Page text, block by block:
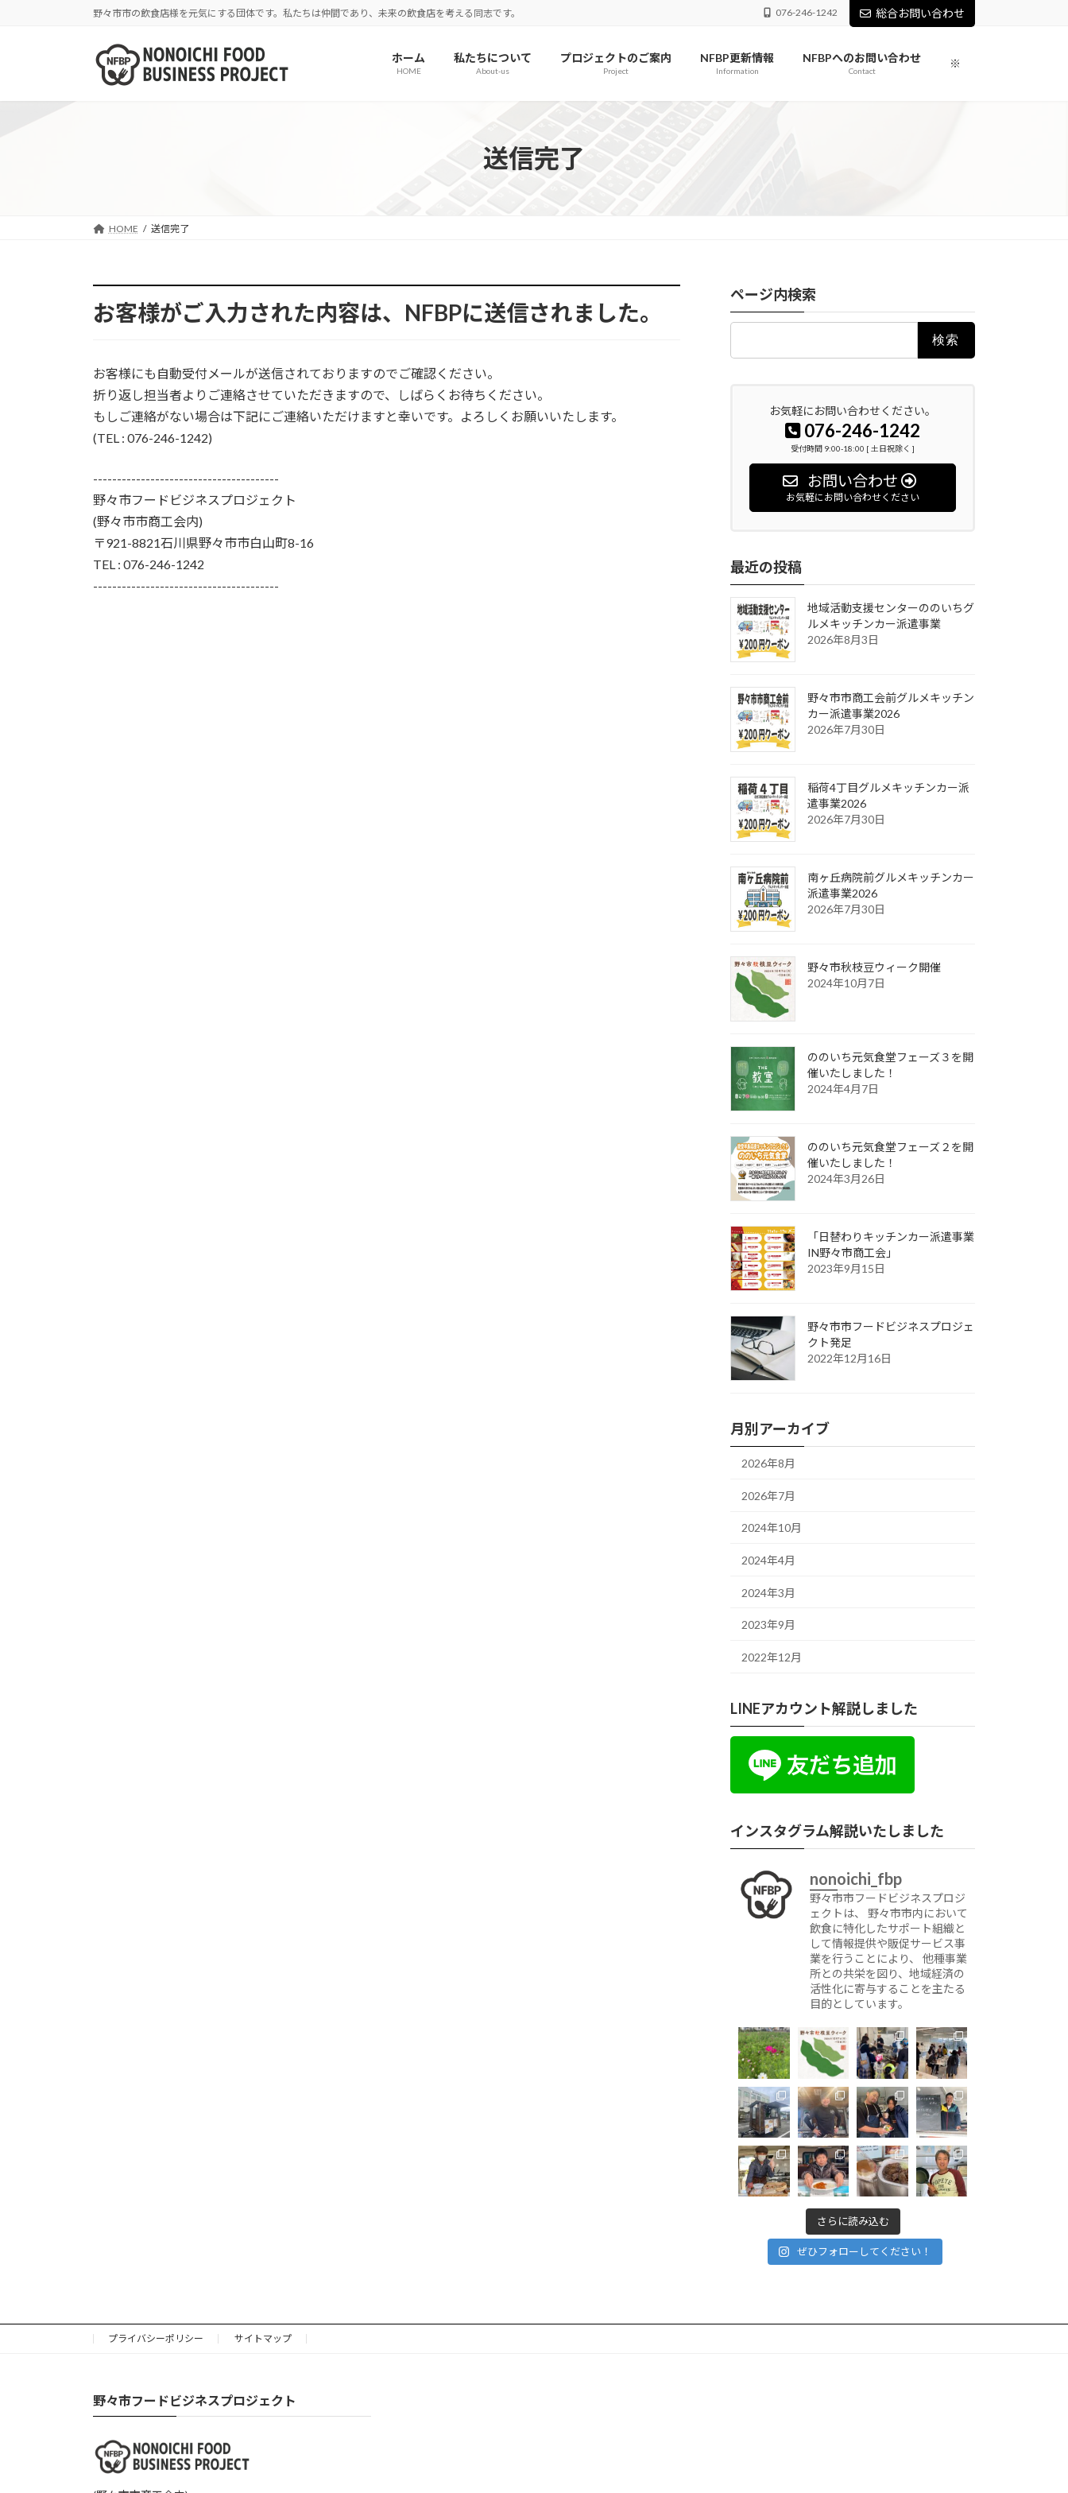
へ
ョ
野々市市の飲食店様を元気にする団体です。私たちは仲間であり、未来の飲食店を考える同志です。 076-246-1242 総合お問い合わせ
ホーム
HOME
私たちについて
About-us
プロジェクトのご案内
Project
NFBP更新情報
Information
NFBPへのお問い合わせ
Contact
※
送信完了
HOME 送信完了
お客様がご入力された内容は、NFBPに送信されました。
お客様にも自動受付メールが送信されておりますのでご確認ください。
折り返し担当者よりご連絡させていただきますので、しばらくお待ちください。
もしご連絡がない場合は下記にご連絡いただけますと幸いです。よろしくお願いいたします。
(TEL : 076-246-1242)
---------------------------------------
野々市フードビジネスプロジェクト
(野々市市商工会内)
〒921-8821石川県野々市市白山町8-16
TEL : 076-246-1242
---------------------------------------
ページ内検索
お気軽にお問い合わせください。
076-246-1242
受付時間 9:00-18:00 [ 土日祝除く ]
お問い合わせ
お気軽にお問い合わせください
最近の投稿
地域活動支援センターののいちグ
ルメキッチンカー派遣事業
2026年8月3日
野々市市商工会前グルメキッチン
カー派遣事業2026
2026年7月30日
稲荷4丁目グルメキッチンカー派
遣事業2026
2026年7月30日
南ヶ丘病院前グルメキッチンカー
派遣事業2026
2026年7月30日
野々市秋枝豆ウィーク開催
2024年10月7日
ののいち元気食堂フェーズ３を開
催いたしました！
2024年4月7日
ののいち元気食堂フェーズ２を開
催いたしました！
2024年3月26日
「日替わりキッチンカー派遣事業
IN野々市商工会」
2023年9月15日
野々市市フードビジネスプロジェ
クト発足
2022年12月16日
月別アーカイブ
2026年8月
2026年7月
2024年10月
2024年4月
2024年3月
2023年9月
2022年12月
LINEアカウント解説しました
インスタグラム解説いたしました
nonoichi_fbp
野々市市フードビジネスプロジ
ェクトは、 野々市市内において
飲食に特化したサポート組織と
して情報提供や販促サービス事
業を行うことにより、 他種事業
所との共栄を図り、地域経済の
活性化に寄与することを主たる
目的としています。
さらに読み込む
ぜひフォローしてください！
プライバシーポリシー サイトマップ
野々市フードビジネスプロジェクト